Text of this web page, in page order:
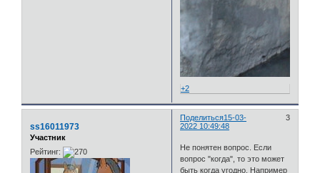
+2
Поделиться 3
15-03-
2022 10:49:48
ss16011973
Участник
Рейтинг:
Не понятен вопрос. Если
вопрос "когда", то это может
быть когда угодно. Например